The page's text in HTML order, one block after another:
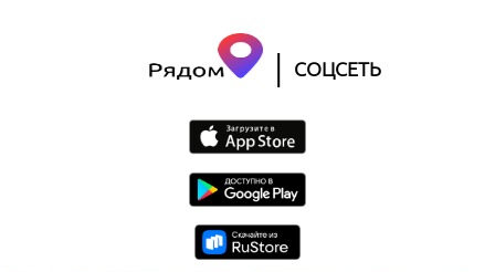
| СОЦСЕТЬ